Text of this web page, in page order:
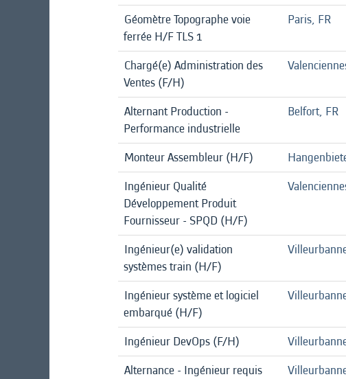
Géomètre Topographe voie
ferrée H/F TLS 1
Paris, FR
Chargé(e) Administration des
Ventes (F/H)
Alternant Production -
Performance industrielle
Belfort, FR
Monteur Assembleur (H/F)
Ingénieur Qualité
Développement Produit
Fournisseur - SPQD (H/F)
Ingénieur(e) validation
systèmes train (H/F)
Ingénieur système et logiciel
embarqué (H/F)
Ingénieur DevOps (F/H)
Alternance - Ingénieur requis